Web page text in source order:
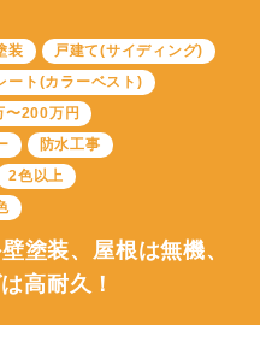
装
戸建て(サイディング)
ート(カラーベスト)
〜200万円
防水工事
2色以上
塗装、屋根は無機、
高耐久！